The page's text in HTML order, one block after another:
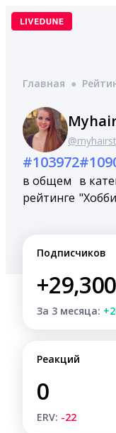
Перейти
Главная ●
#103972
в общем
рейтинге
в
Подписчиков
+29,300
За 3 месяца:
Реакций
0
ERV: -22